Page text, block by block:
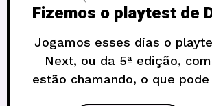
Fizemos o playtest de
Jogamos esses dias o
Next, ou da 5ª edição,
estão chamando, o que